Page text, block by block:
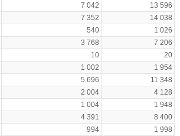
7 042
13 596
7 352
14 038
540
1 026
3 768
7 206
10
20
1 002
1 954
5 696
11 348
2 004
4 128
1 004
1 948
4 391
8 400
994
1 998